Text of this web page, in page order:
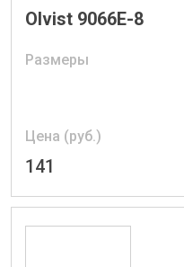
Olvist 9066E-8
Размеры
Цена (руб.)
141